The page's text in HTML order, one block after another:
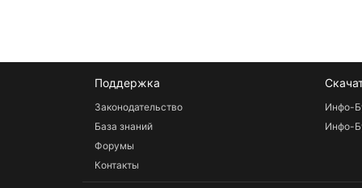
Поддержка
Законодательство
База знаний
Форумы
Контакты
Инфо-
Инфо-